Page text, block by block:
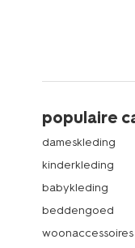
populaire
dameskleding
kinderkleding
babykleding
beddengoed
woonaccessoires